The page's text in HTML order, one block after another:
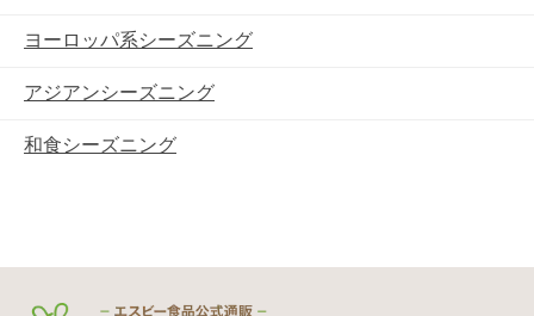
ヨーロッパ系シーズニング
アジアンシーズニング
和食シーズニング